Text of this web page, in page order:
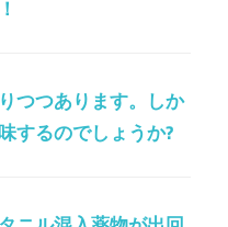
つつあります。しか
するのでしょうか?